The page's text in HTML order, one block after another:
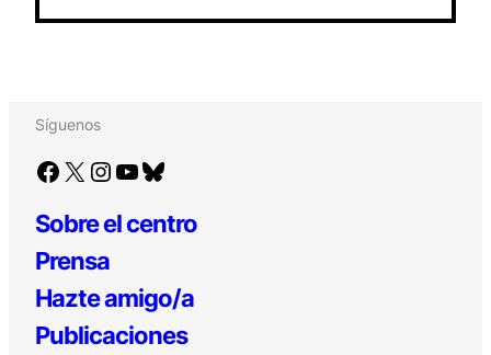
Síguenos
Facebook X Instagram YouTube Bluesky
Sobre el centro
Prensa
Hazte amigo/a
Publicaciones